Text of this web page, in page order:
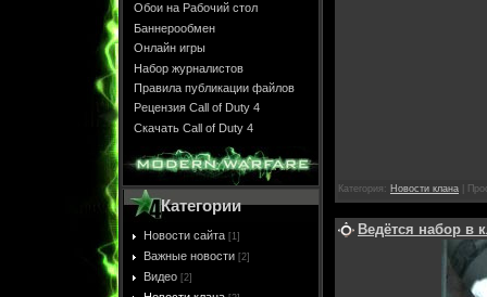
Обои на Рабочий стол
Баннерообмен
Онлайн игры
Набор журналистов
Правила публикации файлов
Рецензия Call of Duty 4
Скачать Call of Duty 4
Категории
Новости сайта [1]
Важные новости [2]
Видео [2]
Категория: Новости клана |
Ведётся набор в